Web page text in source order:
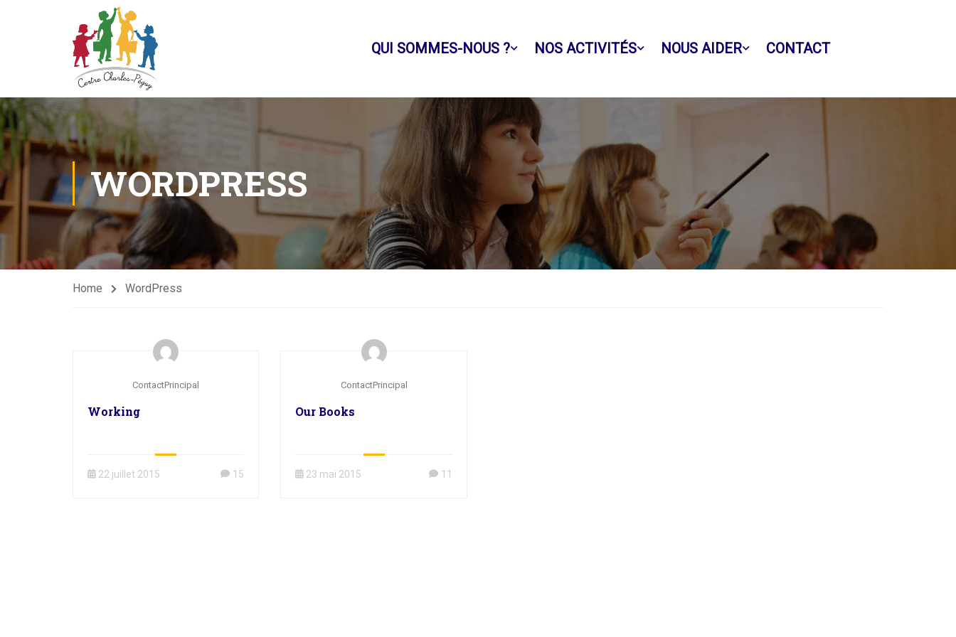
QUI SOMMES-NOUS ? NOS ACTIVITÉS NOUS AIDER CONTACT
WORDPRESS
Home WordPress
ContactPrincipal
Working
22 juillet 2015 15
ContactPrincipal
Our Books
23 mai 2015 11